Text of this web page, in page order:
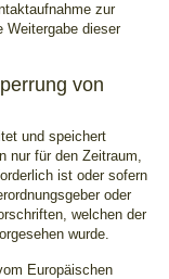
zur
Weitergabe dieser
von
und speichert
nur für den Zeitraum,
ist oder sofern
oder
welchen der
wurde.
Europäischen